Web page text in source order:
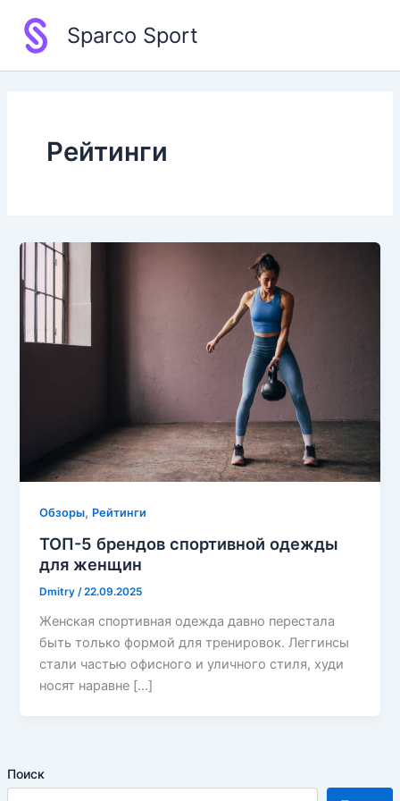
содержимому
Sparco Sport
Поиск
Рейтинги
Обзоры, Рейтинги
ТОП-5 брендов спортивной одежды
для женщин
Dmitry /22.09.2025
Женская спортивная одежда давно перестала
быть только формой для тренировок. Леггинсы
стали частью офисного и уличного стиля, худи
носят наравне […]